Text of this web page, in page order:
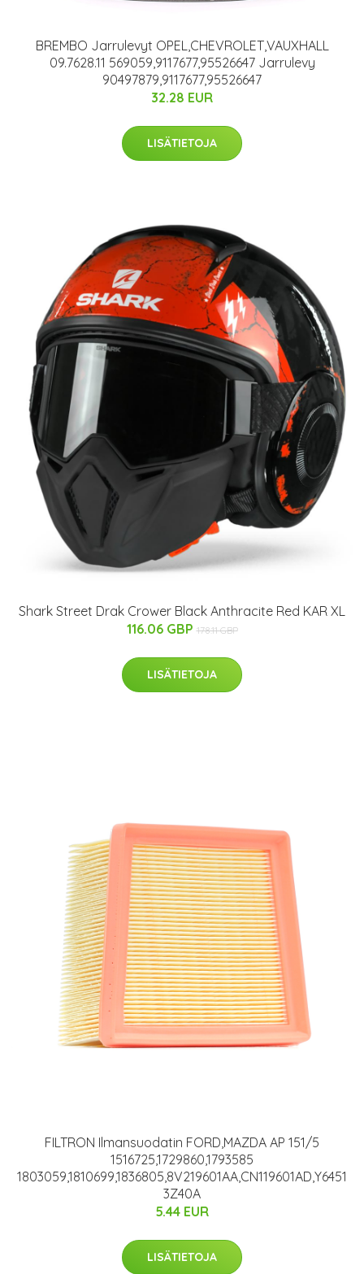
BREMBO Jarrulevyt OPEL,CHEVROLET,VAUXHALL
09.7628.11 569059,9117677,95526647 Jarrulevy
90497879,9117677,95526647
32.28 EUR
LISÄTIETOJA
Shark Street Drak Crower Black Anthracite Red KAR XL
116.06 GBP 178.11 GBP
LISÄTIETOJA
FILTRON Ilmansuodatin FORD,MAZDA AP 151/5
1516725,1729860,1793585
1803059,1810699,1836805,8V219601AA,CN119601AD,Y6451
3Z40A
5.44 EUR
LISÄTIETOJA